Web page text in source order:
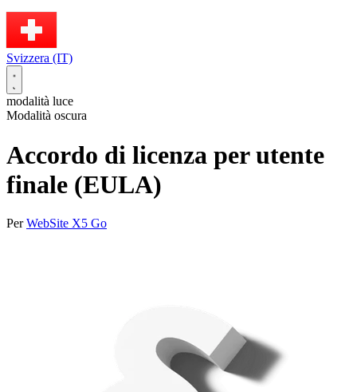
Svizzera (IT)
modalità luce
Modalità oscura
Accordo di licenza per utente
finale (EULA)
PerWebSite X5 Go